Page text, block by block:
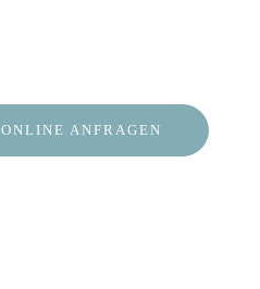
ONLINE ANFRAGEN